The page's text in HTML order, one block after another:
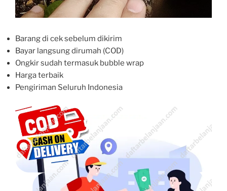
Barang di cek sebelum dikirim
Bayar langsung dirumah (COD)
Ongkir sudah termasuk bubble wrap
Harga terbaik
Pengiriman Seluruh Indonesia